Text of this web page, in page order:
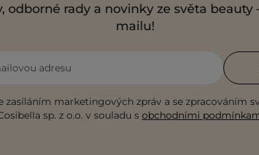
odborné rady a novinky ze světa beauty
mailu!
adresu
zasíláním marketingových zpráv a se zpracováním
sp. z o.o. v souladu s obchodními